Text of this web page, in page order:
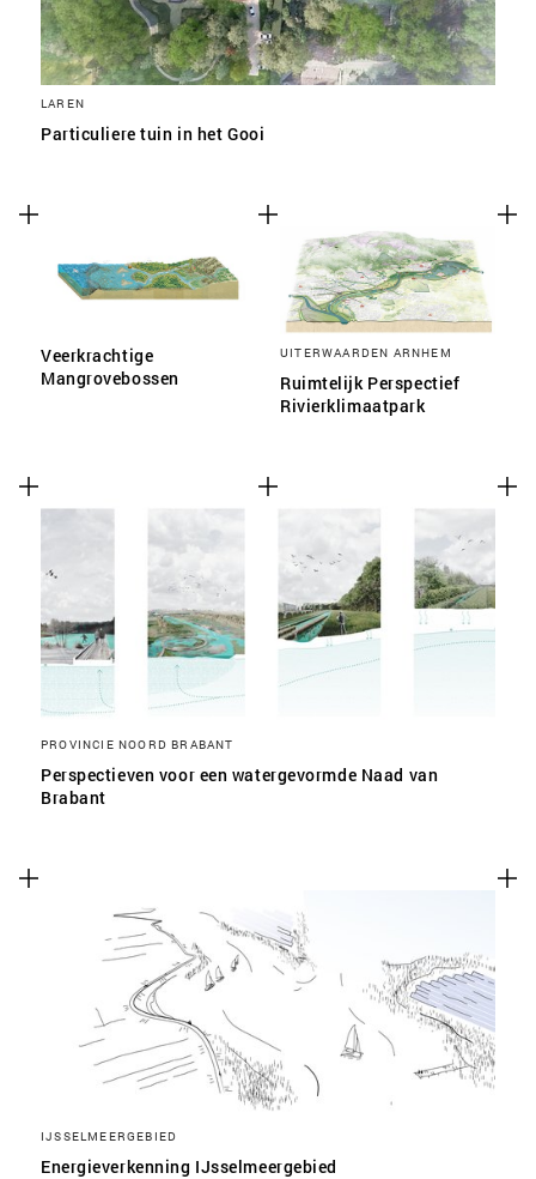
LAREN
Particuliere tuin in het Gooi
Veerkrachtige
Mangrovebossen
UITERWAARDEN ARNHEM
Ruimtelijk Perspectief
Rivierklimaatpark
PROVINCIE NOORD BRABANT
Perspectieven voor een watergevormde Naad van
Brabant
IJSSELMEERGEBIED
Energieverkenning IJsselmeergebied